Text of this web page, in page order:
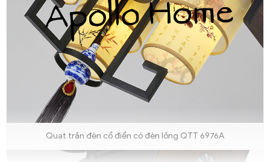
Quạt trần đèn cổ điển có đèn lồng QTT 6976A